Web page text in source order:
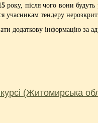
року, після чого вони
учасникам тендеру
додаткову інформацію за
(Житомирська